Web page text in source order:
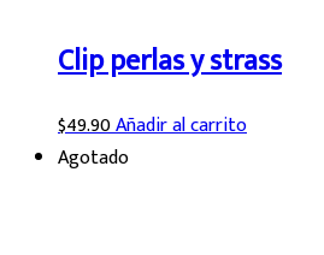
Clip perlas y strass
$49.90Añadir al carrito
Agotado